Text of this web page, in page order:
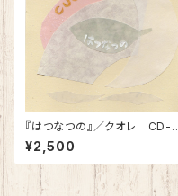
『はつなつの』／クオレ CD-R
【送料別】
¥2,500